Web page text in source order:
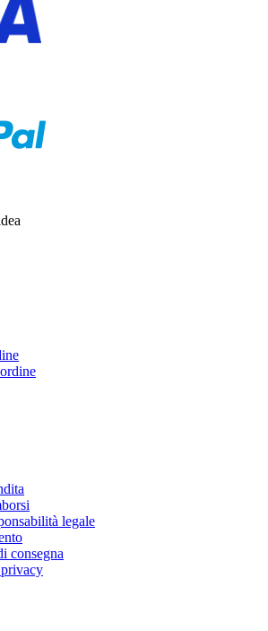
legale
consegna